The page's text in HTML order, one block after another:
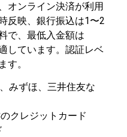
オンライン決済が利用
反映、銀行振込は1〜2
で、最低入金額は
しています。認証レベ
す。
みずほ、三井住友な
クレジットカード